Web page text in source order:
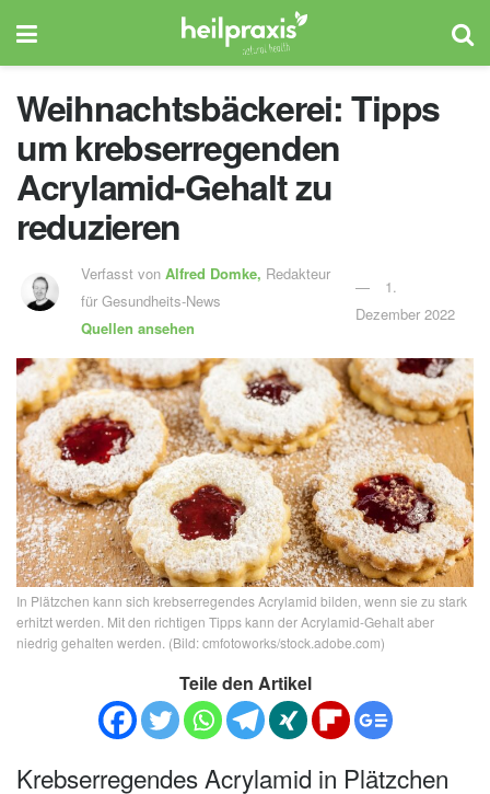
Weihnachtsbäckerei: Tipps
um krebserregenden
Acrylamid-Gehalt zu
reduzieren
Verfasst vonAlfred Domke, Redakteur
für Gesundheits-News
Quellen ansehen
1.
Dezember 2022
In Plätzchen kann sich krebserregendes Acrylamid bilden, wenn sie zu stark
erhitzt werden. Mit den richtigen Tipps kann der Acrylamid-Gehalt aber
niedrig gehalten werden. (Bild: cmfotoworks/stock.adobe.com)
Teile den Artikel
Krebserregendes Acrylamid in Plätzchen